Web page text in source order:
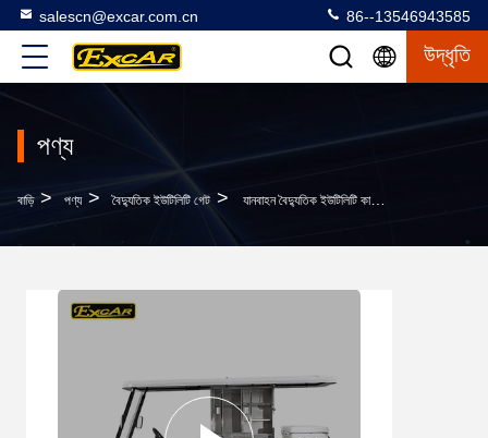
salescn@excar.com.cn 86--13546943585
উদ্ধৃতি
পণ্য
বাড়ি > পণ্য > বৈদ্যুতিক ইউটিলিটি গেট > যানবাহন বৈদ্যুতিক ইউটিলিটি কার্ট প্রাপ্তবয়স্কদের জন্য মদ, আরামদায়ক ব্যাটারি গল্ফ Buggy পরিচালিত